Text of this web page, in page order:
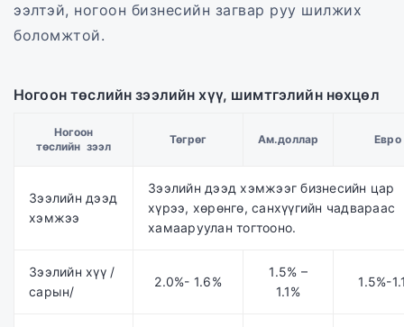
ээлтэй, ногоон бизнесийн загвар руу шилжих
боломжтой.
Ногоон төслийн зээлийн хүү, шимтгэлийн нөхцөл
Ногоон
төслийн зээл
Төгрөг Ам.доллар Евро
Зээлийн дээд
хэмжээ
Зээлийн дээд хэмжээг бизнесийн цар
хүрээ, хөрөнгө, санхүүгийн чадвараас
хамааруулан тогтооно.
Зээлийн хүү /
сарын/
2.0%- 1.6%
1.5% –
1.1%
1.5%-